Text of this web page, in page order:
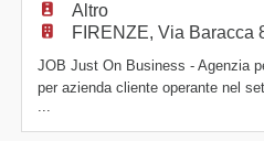
Altro
FIRENZE, Via Baracca
JOB Just On Business - Agenzia
per azienda cliente operante nel
lavanderie industriali, un/a
Posizione Le risorse saranno
...